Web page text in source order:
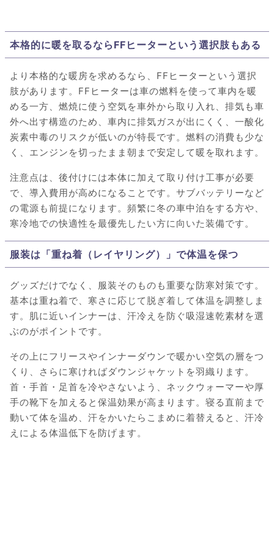
本格的に暖を取るならFFヒーターという選択肢もある
より本格的な暖房を求めるなら、FFヒーターという選択
肢があります。FFヒーターは車の燃料を使って車内を暖
める一方、燃焼に使う空気を車外から取り入れ、排気も車
外へ出す構造のため、車内に排気ガスが出にくく、一酸化
炭素中毒のリスクが低いのが特長です。燃料の消費も少な
く、エンジンを切ったまま朝まで安定して暖を取れます。
注意点は、後付けには本体に加えて取り付け工事が必要
で、導入費用が高めになることです。サブバッテリーなど
の電源も前提になります。頻繁に冬の車中泊をする方や、
寒冷地での快適性を最優先したい方に向いた装備です。
服装は「重ね着（レイヤリング）」で体温を保つ
グッズだけでなく、服装そのものも重要な防寒対策です。
基本は重ね着で、寒さに応じて脱ぎ着して体温を調整しま
す。肌に近いインナーは、汗冷えを防ぐ吸湿速乾素材を選
ぶのがポイントです。
その上にフリースやインナーダウンで暖かい空気の層をつ
くり、さらに寒ければダウンジャケットを羽織ります。
首・手首・足首を冷やさないよう、ネックウォーマーや厚
手の靴下を加えると保温効果が高まります。寝る直前まで
動いて体を温め、汗をかいたらこまめに着替えると、汗冷
えによる体温低下を防げます。